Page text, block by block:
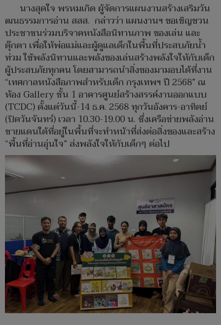
นางสุดใจ พรหมเกิด ผู้จัดการแผนงานสร้างเสริมวัน
ฒนธรรมการอ่าน สสส. กล่าวว่า แผนงานฯ ขอเชิญชวน
ประชาชนร่วมบริจาคหนังสือนิทานภาพ ของเล่น และ
ตุ๊กตา เพื่อให้พ่อแม่และผู้ดูแลเด็กในพื้นที่ประสบภัยน้ำ
ท่วม ใช้พลังนิทานและพลังของเล่นสร้างพลังใจให้กับเด็ก
ผู้ประสบภัยทุกคน โดยสามารถนำสิ่งของมามอบได้ที่งาน
“เทศกาลหนังสือภาพสำหรับเด็ก กรุงเทพฯ ปี 2568” ณ
ห้อง Gallery ชั้น 1 อาคารศูนย์สร้างสรรค์งานออกแบบ
(TCDC) ตั้งแต่วันนี้-14 ธ.ค. 2568 ทุกวันอังคาร-อาทิตย์
(ปิดวันจันทร์) เวลา 10.30-19.00 น. ซึ่งเครือข่ายพลังอ่าน
ชายแดนใต้ที่อยู่ในพื้นที่จะทำหน้าที่ส่งต่อสิ่งของและสร้าง
“พื้นที่อ่านอุ่นใจ” ส่งพลังใจให้กับเด็กๆ ต่อไป